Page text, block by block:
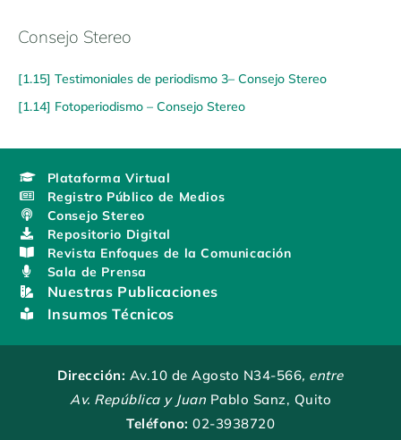
Consejo Stereo
[1.15] Testimoniales de periodismo 3– Consejo Stereo
[1.14] Fotoperiodismo – Consejo Stereo
Plataforma Virtual
Registro Público de Medios
Consejo Stereo
Repositorio Digital
Revista Enfoques de la Comunicación
Sala de Prensa
Nuestras Publicaciones
Insumos Técnicos
Dirección: Av.10 de Agosto N34-566, entre
Av. República y Juan Pablo Sanz, Quito
Teléfono: 02-3938720